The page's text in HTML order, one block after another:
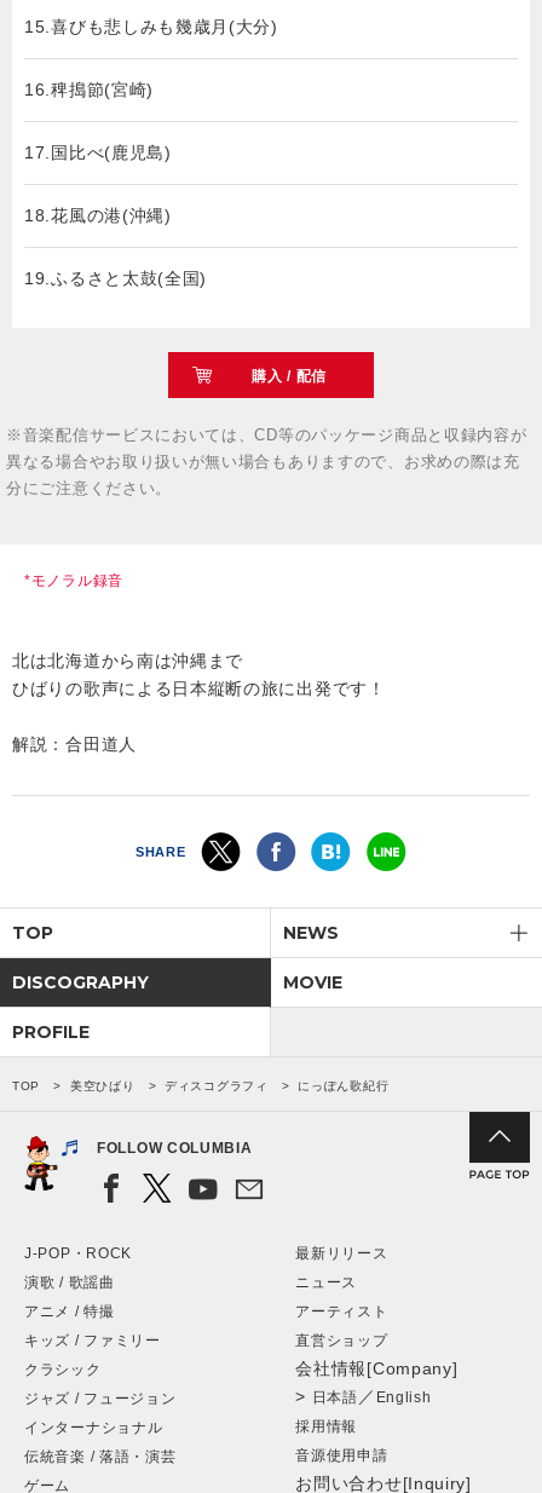
15.喜びも悲しみも幾歳月(大分)
16.稗搗節(宮崎)
17.国比べ(鹿児島)
18.花風の港(沖縄)
19.ふるさと太鼓(全国)
購入 / 配信
※音楽配信サービスにおいては、CD等のパッケージ商品と収録内容が
異なる場合やお取り扱いが無い場合もありますので、お求めの際は充
分にご注意ください。
*モノラル録音
北は北海道から南は沖縄まで
ひばりの歌声による日本縦断の旅に出発です！
解説：合田道人
SHARE
TOP NEWS
DISCOGRAPHY MOVIE
PROFILE
TOP 美空ひばり ディスコグラフィ にっぽん歌紀行
FOLLOW COLUMBIA
J-POP・ROCK
演歌 / 歌謡曲
アニメ / 特撮
キッズ / ファミリー
クラシック
ジャズ / フュージョン
インターナショナル
伝統音楽 / 落語・演芸
ゲーム
最新リリース
ニュース
アーティスト
直営ショップ
会社情報[Company]
> 日本語 ／ English
採用情報
音源使用申請
お問い合わせ[Inquiry]